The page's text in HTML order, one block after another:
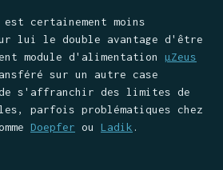
certainement moins
lui le double avantage d'être
module d'alimentation µZeus
sur un autre case
s'affranchir des limites de
parfois problématiques chez
Doepfer ou Ladik .